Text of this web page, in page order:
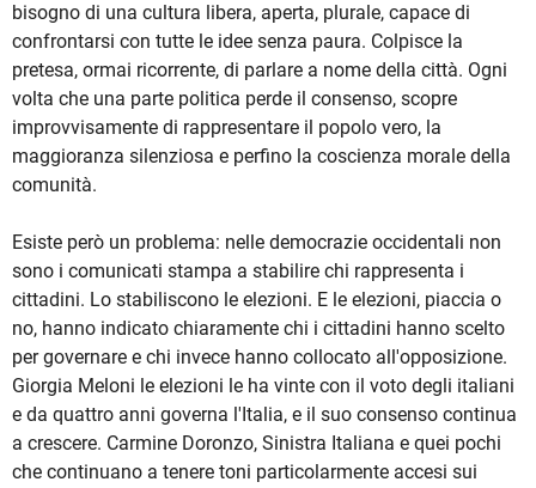
bisogno di una cultura libera, aperta, plurale, capace di
confrontarsi con tutte le idee senza paura. Colpisce la
pretesa, ormai ricorrente, di parlare a nome della città. Ogni
volta che una parte politica perde il consenso, scopre
improvvisamente di rappresentare il popolo vero, la
maggioranza silenziosa e perfino la coscienza morale della
comunità.
Esiste però un problema: nelle democrazie occidentali non
sono i comunicati stampa a stabilire chi rappresenta i
cittadini. Lo stabiliscono le elezioni. E le elezioni, piaccia o
no, hanno indicato chiaramente chi i cittadini hanno scelto
per governare e chi invece hanno collocato all'opposizione.
Giorgia Meloni le elezioni le ha vinte con il voto degli italiani
e da quattro anni governa l'Italia, e il suo consenso continua
a crescere. Carmine Doronzo, Sinistra Italiana e quei pochi
che continuano a tenere toni particolarmente accesi sui